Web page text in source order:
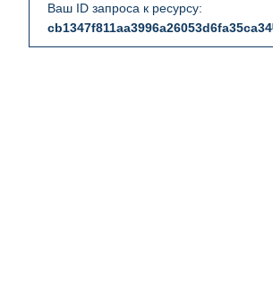
Ваш ID запроса к ресурсу:
cb1347f811aa3996a26053d6fa35ca34